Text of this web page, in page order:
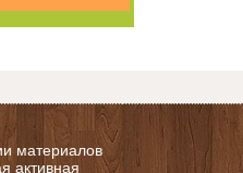
материалов
активная